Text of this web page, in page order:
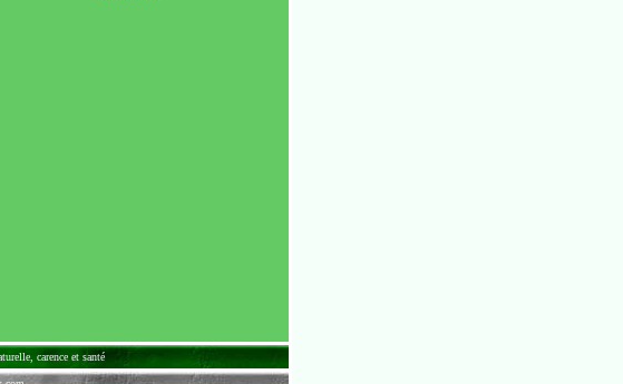
carence et santé